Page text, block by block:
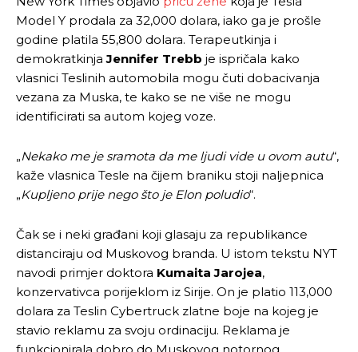
Model Y prodala za 32,000 dolara, iako ga je prošle
godine platila 55,800 dolara. Terapeutkinja i
demokratkinjaJennifer Trebb je ispričala kako
vlasnici Teslinih automobila mogu čuti dobacivanja
vezana za Muska, te kako se ne više ne mogu
identificirati sa autom kojeg voze.
„Nekako me je sramota da me ljudi vide u ovom autu“,
kaže vlasnica Tesle na čijem braniku stoji naljepnica
„Kupljeno prije nego što je Elon poludio“.
Čak se i neki građani koji glasaju za republikance
distanciraju od Muskovog branda. U istom tekstu NYT
navodi primjer doktora Kumaita Jarojea,
konzervativca porijeklom iz Sirije. On je platio 113,000
dolara za Teslin Cybertruck zlatne boje na kojeg je
stavio reklamu za svoju ordinaciju. Reklama je